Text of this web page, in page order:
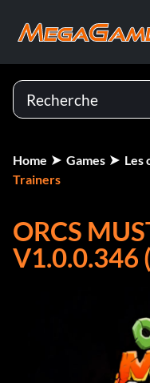
Home Games
Les
Trainers
ORCS
V1.0.0.346